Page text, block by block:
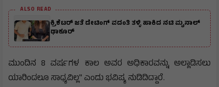
ALSO READ
ಕ್ರಿಕೆಟರ್ ಜತೆ ಡೇಟಿಂಗ್ ವದಂತಿ ತಳ್ಳಿ ಹಾಕಿದ ನಟಿ ಮೃನಾಲ್
ಥಾಕೂರ್
ಮುಂದಿನ 8 ವರ್ಷಗಳ ಕಾಲ ಅವರ ಅಧಿಕಾರವನ್ನು ಅಲ್ಲಾಡಿಸಲು
ಯಾರಿಂದಲೂ ಸಾಧ್ಯವಿಲ್ಲ" ಎಂದು ಭವಿಷ್ಯ ನುಡಿದಿದ್ದಾರೆ.